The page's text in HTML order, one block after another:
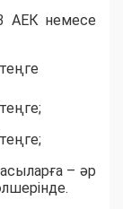
АЕК немесе
– әр